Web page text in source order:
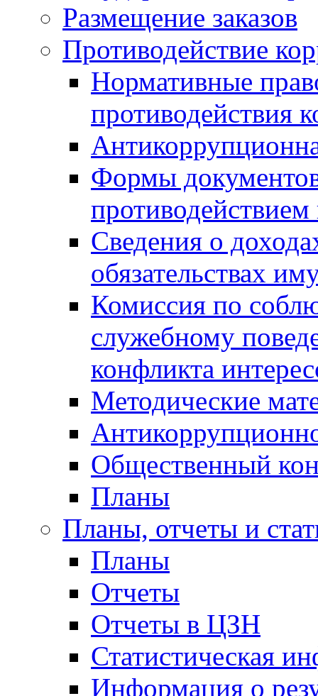
Размещение заказов
Противодействие
Нормативные
противодействия
Формы
Сведения о
обязательствах
Комиссия по
служебному
конфликта
Методические
Общественный
Планы
Планы, отчеты и
Планы
Отчеты
Отчеты в ЦЗН
Статистическая
Информация о